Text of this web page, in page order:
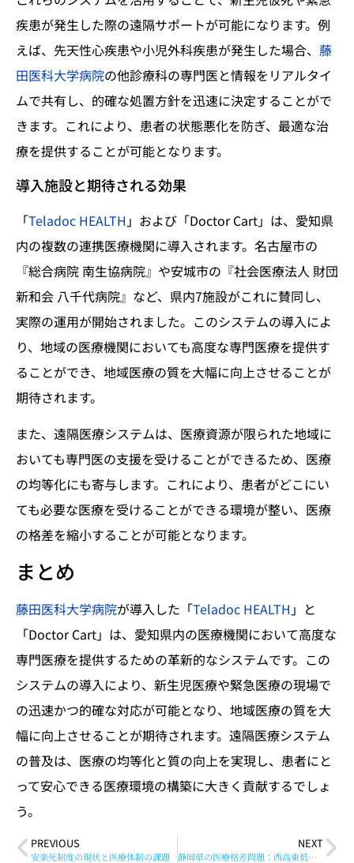
疾患が発生した際の遠隔サポートが可能になります。例
えば、先天性心疾患や小児外科疾患が発生した場合、 藤
田医科大学病院の他診療科の専門医と情報をリアルタイ
ムで共有し、的確な処置方針を迅速に決定することがで
きます。これにより、患者の状態悪化を防ぎ、最適な治
療を提供することが可能となります。
導入施設と期待される効果
「Teladoc HEALTH 」および「Doctor Cart」は、愛知県
内の複数の連携医療機関に導入されます。名古屋市の
『総合病院 南生協病院』や安城市の『社会医療法人 財団
新和会 八千代病院』など、県内7施設がこれに賛同し、
実際の運用が開始されました。このシステムの導入によ
り、地域の医療機関においても高度な専門医療を提供す
ることができ、地域医療の質を大幅に向上させることが
期待されます。
また、遠隔医療システムは、医療資源が限られた地域に
おいても専門医の支援を受けることができるため、医療
の均等化にも寄与します。これにより、患者がどこにい
ても必要な医療を受けることができる環境が整い、医療
の格差を縮小することが可能となります。
まとめ
藤田医科大学病院が導入した「Teladoc HEALTH 」と
「Doctor Cart」は、愛知県内の医療機関において高度な
専門医療を提供するための革新的なシステムです。この
システムの導入により、新生児医療や緊急医療の現場で
の迅速かつ的確な対応が可能となり、地域医療の質を大
幅に向上させることが期待されます。遠隔医療システム
の普及は、医療の均等化と質の向上を実現し、患者にと
って安心できる医療環境の構築に大きく貢献するでしょ
う。
PREVIOUS
安楽死制度の現状と医療体制の課題
NEXT
静岡県の医療格差問題：西高東低の実態と解決策